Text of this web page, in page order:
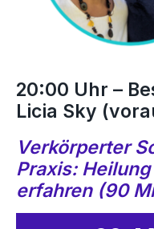
20:00 Uhr –
Licia Sky
Verkörperter
Praxis:
erfahren (90